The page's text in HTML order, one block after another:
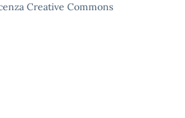
Creative Commons